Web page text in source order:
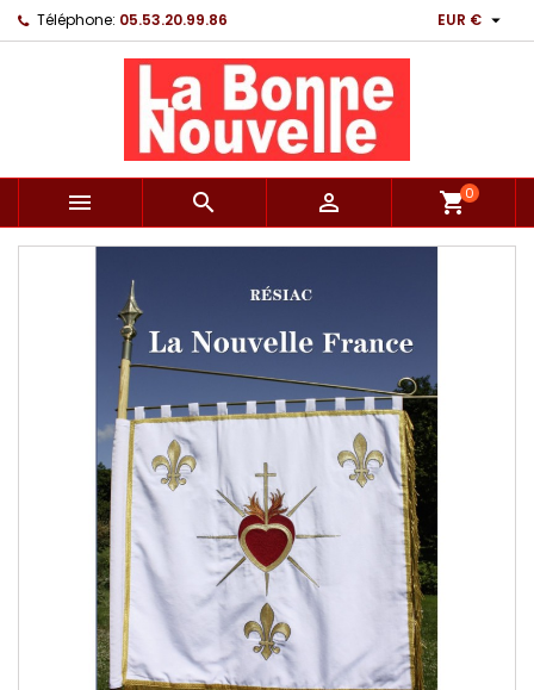
Téléphone: 05.53.20.99.86 EUR € 
   shopping_cart0